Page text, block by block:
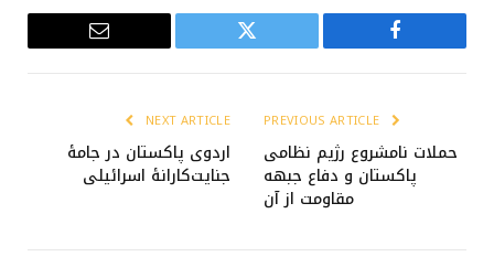
Facebook
Twitter
Email
حملات نامشروع رژیم نظامی
پاکستان و دفاع جبهه
مقاومت از آن
NEXT ARTICLE
اردوی پاکستان در جامۀ
جنایت‌کارانۀ اسرائیلی